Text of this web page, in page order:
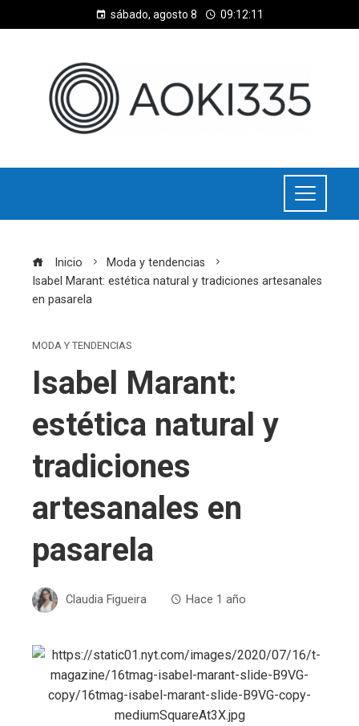
sábado, agosto 8 09:12:12
Inicio
Moda y tendencias
Isabel Marant: estética natural y tradiciones artesanales
en pasarela
MODA Y TENDENCIAS
Isabel Marant:
estética natural y
tradiciones
artesanales en
pasarela
Claudia Figueira Hace 1 año